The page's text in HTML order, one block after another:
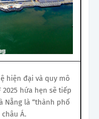
hiện đại và quy mô
hứa hẹn sẽ tiếp
Nẵng là “thành phố
Á.